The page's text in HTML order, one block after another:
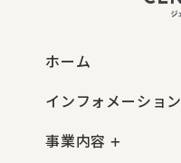
ホーム
インフォメーション
事業内容